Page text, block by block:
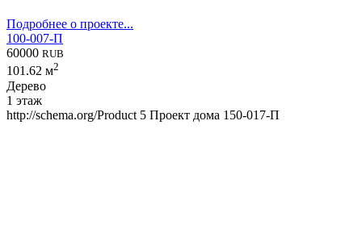
Подробнее о проекте...
100-007-П
60000 RUB
101.62 м2
Дерево
1 этаж
http://schema.org/Product 5 Проект дома 150-017-П